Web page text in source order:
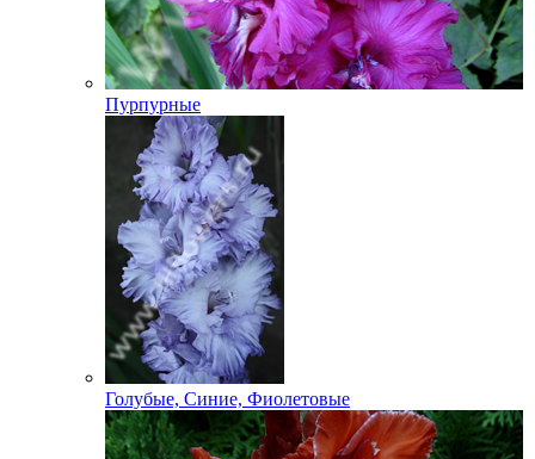
Пурпурные
Голубые, Синие, Фиолетовые